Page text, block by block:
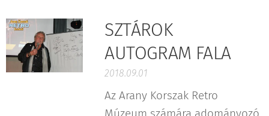
SZTÁROK
AUTOGRAM FALA
2018.09.01
Az Arany Korszak Retro